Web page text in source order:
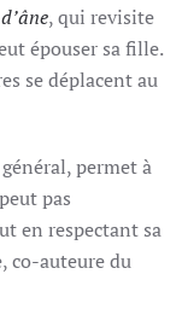
, qui revisite
épouser sa fille.
se déplacent au
permet à
pas
en respectant sa
co-auteure du